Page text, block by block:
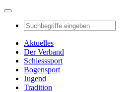
Aktuelles
Der Verband
Schiesssport
Bogensport
Jugend
Tradition